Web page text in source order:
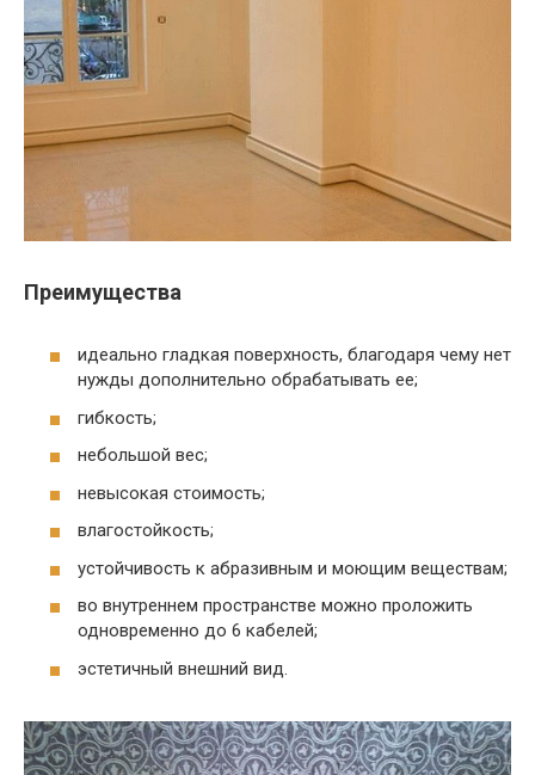
Преимущества
идеально гладкая поверхность, благодаря чему нет
нужды дополнительно обрабатывать ее;
гибкость;
небольшой вес;
невысокая стоимость;
влагостойкость;
устойчивость к абразивным и моющим веществам;
во внутреннем пространстве можно проложить
одновременно до 6 кабелей;
эстетичный внешний вид.